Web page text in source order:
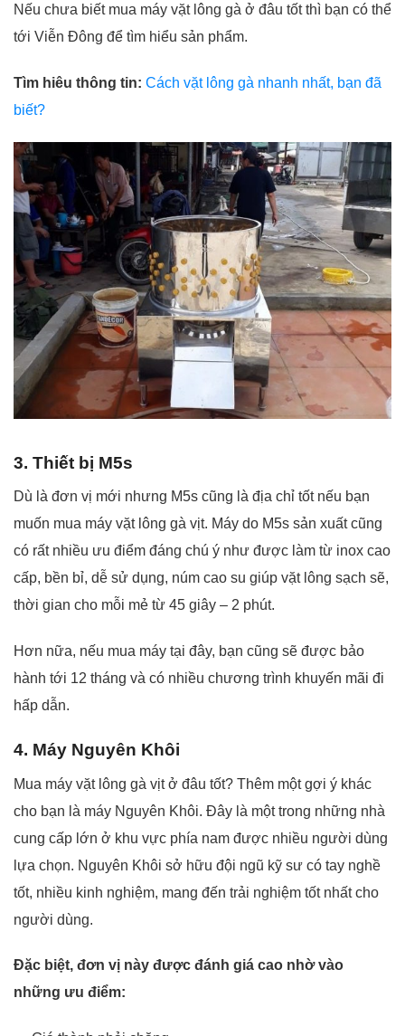
Nếu chưa biết mua máy vặt lông gà ở đâu tốt thì bạn có thể
tới Viễn Đông để tìm hiểu sản phẩm.
Tìm hiêu thông tin: Cách vặt lông gà nhanh nhất, bạn đã
biết?
3. Thiết bị M5s
Dù là đơn vị mới nhưng M5s cũng là địa chỉ tốt nếu bạn
muốn mua máy vặt lông gà vịt. Máy do M5s sản xuất cũng
có rất nhiều ưu điểm đáng chú ý như được làm từ inox cao
cấp, bền bỉ, dễ sử dụng, núm cao su giúp vặt lông sạch sẽ,
thời gian cho mỗi mẻ từ 45 giây – 2 phút.
Hơn nữa, nếu mua máy tại đây, bạn cũng sẽ được bảo
hành tới 12 tháng và có nhiều chương trình khuyến mãi đi
hấp dẫn.
4. Máy Nguyên Khôi
Mua máy vặt lông gà vịt ở đâu tốt? Thêm một gợi ý khác
cho bạn là máy Nguyên Khôi. Đây là một trong những nhà
cung cấp lớn ở khu vực phía nam được nhiều người dùng
lựa chọn. Nguyên Khôi sở hữu đội ngũ kỹ sư có tay nghề
tốt, nhiều kinh nghiệm, mang đến trải nghiệm tốt nhất cho
người dùng.
Đặc biệt, đơn vị này được đánh giá cao nhờ vào
những ưu điểm: